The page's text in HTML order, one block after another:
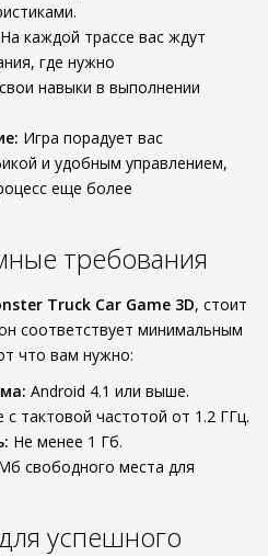
На каждой трассе вас ждут
где нужно
навыки в выполнении
Игра порадует вас
и удобным управлением,
еще более
требования
Truck Car Game 3D, стоит
соответствует минимальным
что вам нужно:
Android 4.1 или выше.
с тактовой частотой от 1.2 ГГц.
Не менее 1 Гб.
свободного места для
успешного